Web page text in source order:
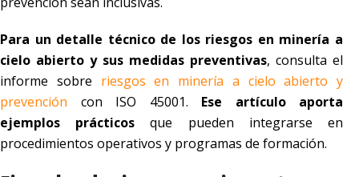
Para un detalle técnico de los riesgos en minería a
cielo abierto y sus medidas preventivas, consulta el
informe sobre riesgos en minería a cielo abierto y
prevención con ISO 45001. Ese artículo aporta
ejemplos prácticos que pueden integrarse en
procedimientos operativos y programas de formación.